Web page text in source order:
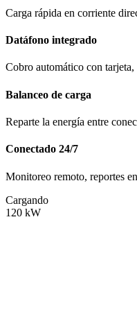
Carga rápida en corriente
Datáfono integrado
Cobro automático con
Balanceo de carga
Reparte la energía entre
Conectado 24/7
Monitoreo remoto, reportes
Cargando
120 kW